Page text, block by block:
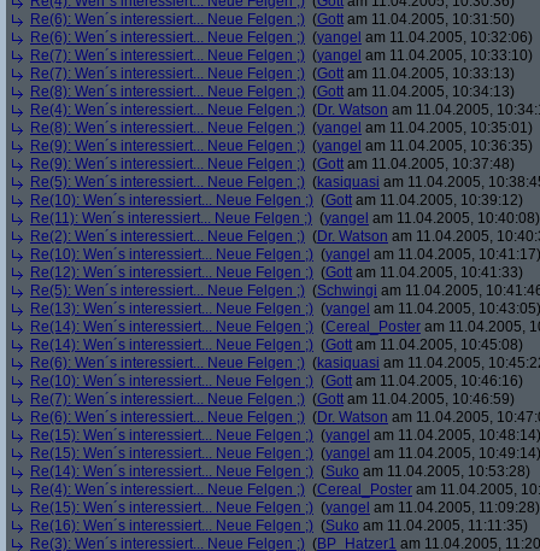
Re(6): Wen´s interessiert... Neue Felgen ;) (Gott am 11.04.2005, 10:31:50)
Re(6): Wen´s interessiert... Neue Felgen ;) (yangel am 11.04.2005, 10:32:06)
Re(7): Wen´s interessiert... Neue Felgen ;) (yangel am 11.04.2005, 10:33:10)
Re(7): Wen´s interessiert... Neue Felgen ;) (Gott am 11.04.2005, 10:33:13)
Re(8): Wen´s interessiert... Neue Felgen ;) (Gott am 11.04.2005, 10:34:13)
Re(4): Wen´s interessiert... Neue Felgen ;) (Dr. Watson am 11.04.2005,
Re(8): Wen´s interessiert... Neue Felgen ;) (yangel am 11.04.2005, 10:35:01)
Re(9): Wen´s interessiert... Neue Felgen ;) (yangel am 11.04.2005, 10:36:35)
Re(9): Wen´s interessiert... Neue Felgen ;) (Gott am 11.04.2005, 10:37:48)
Re(5): Wen´s interessiert... Neue Felgen ;) (kasiquasi am 11.04.2005,
Re(10): Wen´s interessiert... Neue Felgen ;) (Gott am 11.04.2005, 10:39:12)
Re(11): Wen´s interessiert... Neue Felgen ;) (yangel am 11.04.2005, 10:40:08)
Re(2): Wen´s interessiert... Neue Felgen ;) (Dr. Watson am 11.04.2005,
Re(10): Wen´s interessiert... Neue Felgen ;) (yangel am 11.04.2005, 10:41:17)
Re(12): Wen´s interessiert... Neue Felgen ;) (Gott am 11.04.2005, 10:41:33)
Re(5): Wen´s interessiert... Neue Felgen ;) (Schwingi am 11.04.2005,
Re(13): Wen´s interessiert... Neue Felgen ;) (yangel am 11.04.2005, 10:43:05)
Re(14): Wen´s interessiert... Neue Felgen ;) (Cereal_Poster am 11.04.2005,
Re(14): Wen´s interessiert... Neue Felgen ;) (Gott am 11.04.2005, 10:45:08)
Re(6): Wen´s interessiert... Neue Felgen ;) (kasiquasi am 11.04.2005,
Re(10): Wen´s interessiert... Neue Felgen ;) (Gott am 11.04.2005, 10:46:16)
Re(7): Wen´s interessiert... Neue Felgen ;) (Gott am 11.04.2005, 10:46:59)
Re(6): Wen´s interessiert... Neue Felgen ;) (Dr. Watson am 11.04.2005,
Re(15): Wen´s interessiert... Neue Felgen ;) (yangel am 11.04.2005, 10:48:14)
Re(15): Wen´s interessiert... Neue Felgen ;) (yangel am 11.04.2005, 10:49:14)
Re(14): Wen´s interessiert... Neue Felgen ;) (Suko am 11.04.2005, 10:53:28)
Re(4): Wen´s interessiert... Neue Felgen ;) (Cereal_Poster am 11.04.2005,
Re(15): Wen´s interessiert... Neue Felgen ;) (yangel am 11.04.2005, 11:09:28)
Re(16): Wen´s interessiert... Neue Felgen ;) (Suko am 11.04.2005, 11:11:35)
Re(3): Wen´s interessiert... Neue Felgen ;) (BP_Hatzer1 am 11.04.2005,